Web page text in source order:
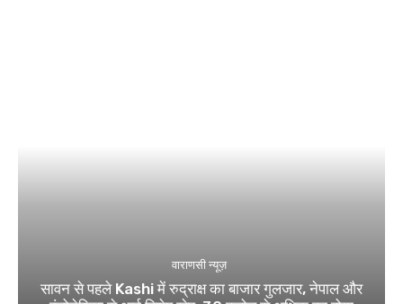
वाराणसी न्यूज़
सावन से पहले Kashi में रुद्राक्ष का बाजार गुलजार, नेपाल और